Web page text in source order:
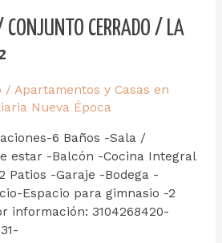
CERRADO / LA
/ Apartamentos y Casas en
Nueva Época
6 Baños -Sala /
estar -Balcón -Cocina Integral
Patios -Garaje -Bodega -
Espacio para gimnasio -2
información: 3104268420-